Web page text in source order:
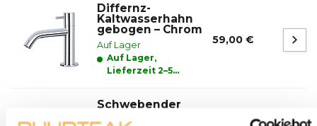
Differnz-
Kaltwasserhahn
gebogen – Chrom
Auf Lager
Auf Lager,
Lieferzeit 2–5
59,00 €
Schwebender